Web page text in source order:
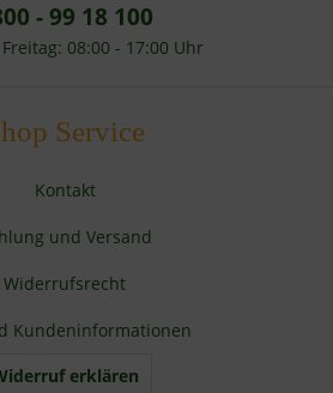
- 99 18 100
08:00 - 17:00 Uhr
Service
Kontakt
und Versand
Widerrufsrecht
Kundeninformationen
erklären